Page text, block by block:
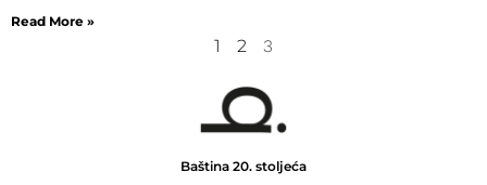
Read More »
1 2 3
Baština 20. stoljeća